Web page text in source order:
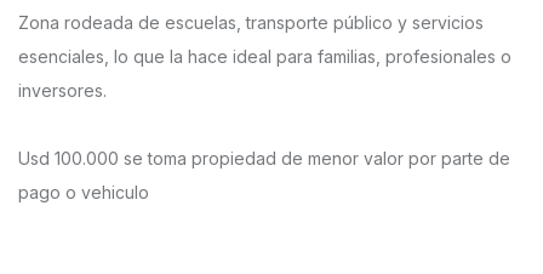
Zona rodeada de escuelas, transporte público y servicios
esenciales, lo que la hace ideal para familias, profesionales o
inversores.
Usd 100.000 se toma propiedad de menor valor por parte de
pago o vehiculo